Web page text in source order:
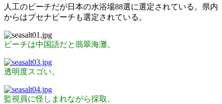
人工のビーチだが日本の水浴場88選に選定されている。県内
からはブセナビーチも選定されている。
ビーチは中国語だと翡翠海灘。
透明度スゴい。
監視員に怪しまれながら採取。